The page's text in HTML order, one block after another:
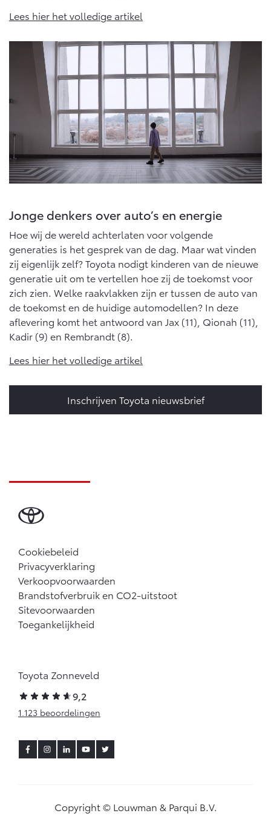
Proace (excl. BTW)
OOK ALS BATTERIJ-
ELEKTRISCH
Vanaf € 37.500,-
Proace Verso
BATTERIJ-ELEKTRISCH
Vanaf € 55.950,-
ELEKTRISCH
Vanaf € 46.301,-
ELEKTRISCH
Vanaf € 56.570,-
Land Cruiser (excl. BTW)
Lees hier het volledige artikel
Jonge denkers over auto’s en energie
Hoe wij de wereld achterlaten voor volgende
generaties is het gesprek van de dag. Maar wat vinden
zij eigenlijk zelf? Toyota nodigt kinderen van de nieuwe
generatie uit om te vertellen hoe zij de toekomst voor
zich zien. Welke raakvlakken zijn er tussen de auto van
de toekomst en de huidige automodellen? In deze
aflevering komt het antwoord van Jax (11), Qionah (11),
Kadir (9) en Rembrandt (8).
Lees hier het volledige artikel
Inschrijven Toyota nieuwsbrief
Cookiebeleid
Privacyverklaring
Verkoopvoorwaarden
Brandstofverbruik en CO2-uitstoot
Sitevoorwaarden
Toegankelijkheid
Toyota Zonneveld
9,2
1.123 beoordelingen
Copyright © Louwman & Parqui B.V.